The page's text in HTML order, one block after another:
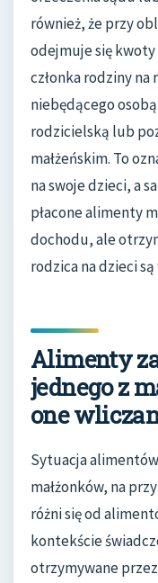
również, że przy
odejmuje się
członka rodziny na
niebędącego
rodzicielską lub
małżeńskim. To
na swoje dzieci, a
płacone alimenty
dochodu, ale
rodzica na dzieci
Alimenty
jednego z
one
Sytuacja
małżonków, na
różni się od
kontekście
otrzymywane